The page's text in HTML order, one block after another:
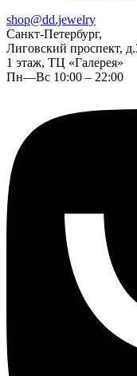
shop@dd.jewelry
Санкт-Петербург,
Лиговский проспект,
1 этаж, ТЦ «Галерея»
Пн—Вс 10:00 – 22:00